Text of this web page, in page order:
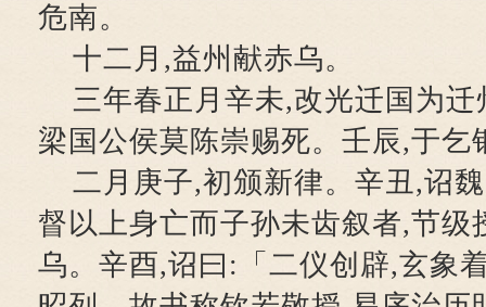
危南。
十二月,益州献赤乌。
三年春正月辛未,改光迁国为
梁国公侯莫陈崇赐死。壬辰,于乞
二月庚子,初颁新律。辛丑,诏
督以上身亡而子孙未齿叙者,节级
乌。辛酉,诏曰:「二仪创辟,玄象